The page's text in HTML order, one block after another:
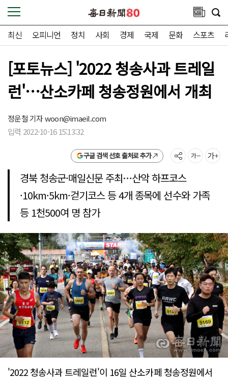
최신 오피니언 정치 사회 경제 국제 문화 스포츠
[포토뉴스] '2022 청송사과 트레일
런'…산소카페 청송정원에서 개최
정운철 기자woon@imaeil.com
입력 2022-10-16 15:13:32
구글 검색 선호 출처로 추가
경북 청송군·매일신문 주최…산악 하프코스
·10km·5km·걷기코스 등 4개 종목에 선수와 가족
등 1천500여 명 참가
'2022 청송사과 트레일런'이 16일 산소카페 청송정원에서